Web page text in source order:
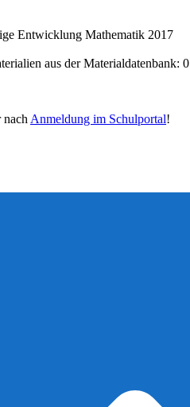
Entwicklung Mathematik 2017
aus der Materialdatenbank: 0
Anmeldung im Schulportal!